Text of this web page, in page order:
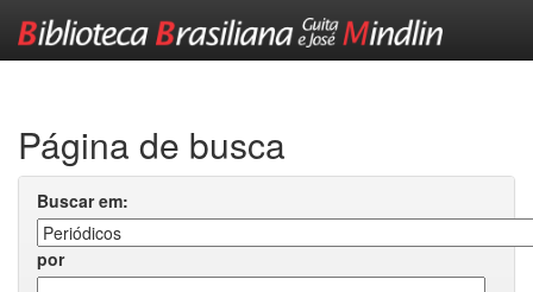
Página de busca
Buscar em:
por